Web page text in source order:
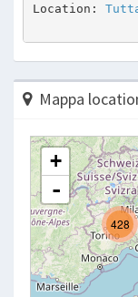
Location:
Mappa